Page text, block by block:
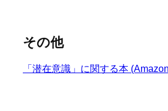
その他
「潜在意識」に関する本